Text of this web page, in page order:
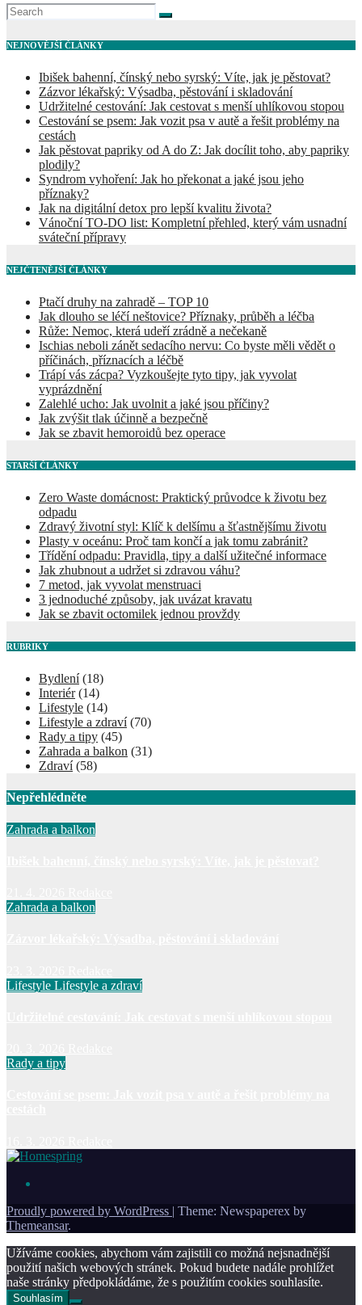
NEJNOVĚJŠÍ ČLÁNKY
Ibišek bahenní, čínský nebo syrský: Víte, jak je pěstovat?
Zázvor lékařský: Výsadba, pěstování i skladování
Udržitelné cestování: Jak cestovat s menší uhlíkovou stopou
Cestování se psem: Jak vozit psa v autě a řešit problémy na
cestách
Jak pěstovat papriky od A do Z: Jak docílit toho, aby papriky
plodily?
Syndrom vyhoření: Jak ho překonat a jaké jsou jeho
příznaky?
Jak na digitální detox pro lepší kvalitu života?
Vánoční TO-DO list: Kompletní přehled, který vám usnadní
sváteční přípravy
NEJČTENĚJŠÍ ČLÁNKY
Ptačí druhy na zahradě – TOP 10
Jak dlouho se léčí neštovice? Příznaky, průběh a léčba
Růže: Nemoc, která udeří zrádně a nečekaně
Ischias neboli zánět sedacího nervu: Co byste měli vědět o
příčinách, příznacích a léčbě
Trápí vás zácpa? Vyzkoušejte tyto tipy, jak vyvolat
vyprázdnění
Zalehlé ucho: Jak uvolnit a jaké jsou příčiny?
Jak zvýšit tlak účinně a bezpečně
Jak se zbavit hemoroidů bez operace
STARŠÍ ČLÁNKY
Zero Waste domácnost: Praktický průvodce k životu bez
odpadu
Zdravý životní styl: Klíč k delšímu a šťastnějšímu životu
Plasty v oceánu: Proč tam končí a jak tomu zabránit?
Třídění odpadu: Pravidla, tipy a další užitečné informace
Jak zhubnout a udržet si zdravou váhu?
7 metod, jak vyvolat menstruaci
3 jednoduché způsoby, jak uvázat kravatu
Jak se zbavit octomilek jednou provždy
RUBRIKY
Bydlení(18)
Interiér(14)
Lifestyle (14)
Lifestyle a zdraví(70)
Rady a tipy (45)
Zahrada a balkon (31)
Zdraví(58)
Nepřehlédněte
Zahrada a balkon
Zahrada a balkon
Lifestyle Lifestyle a zdraví
Rady a tipy
Proudly powered by WordPress | Theme: Newspaperex by
Themeansar.
Užíváme cookies, abychom vám zajistili co možná nejsnadnější
použití našich webových stránek. Pokud budete nadále prohlížet
naše stránky předpokládáme, že s použitím cookies souhlasíte.
Souhlasím